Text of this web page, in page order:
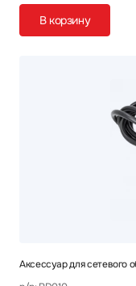
В корзину
Аксессуар для сетевого